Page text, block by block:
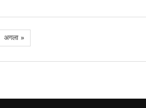
अगला »